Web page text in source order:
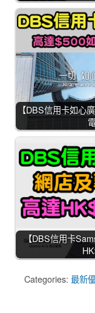
【DBS信用卡如心
【DBS信用卡
Categories: 最新